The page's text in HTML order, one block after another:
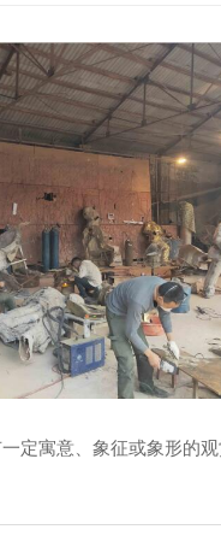
定寓意、象征或象形的